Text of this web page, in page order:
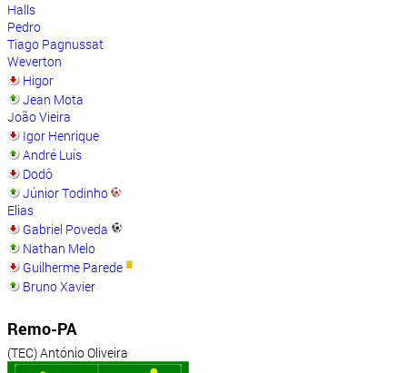
Halls
Pedro
Tiago Pagnussat
Weverton
Higor
Jean Mota
João Vieira
Igor Henrique
André Luís
Dodô
Júnior Todinho
Elias
Gabriel Poveda
Nathan Melo
Guilherme Parede
Bruno Xavier
Remo-PA
(TEC) António Oliveira